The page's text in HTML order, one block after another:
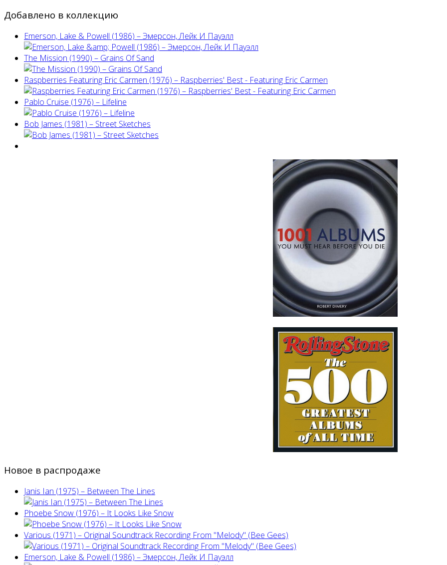
Добавлено в коллекцию
Emerson, Lake & Powell (1986) ‎– Эмерсон, Лейк И Пауэлл
The Mission (1990) – Grains Of Sand
Raspberries Featuring Eric Carmen (1976) – Raspberries' Best - Featuring Eric Carmen
Pablo Cruise (1976) – Lifeline
Bob James (1981) – Street Sketches
Новое в распродаже
Janis Ian (1975) ‎– Between The Lines
Phoebe Snow (1976) – It Looks Like Snow
Various (1971) – Original Soundtrack Recording From "Melody" (Bee Gees)
Emerson, Lake & Powell (1986) ‎– Эмерсон, Лейк И Пауэлл